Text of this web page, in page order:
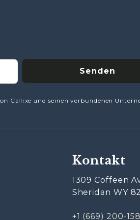
Senden
Callixe und seinen verbundenen
Kontakt
1309 Coffeen
Sheridan WY
+1 (669) 200-